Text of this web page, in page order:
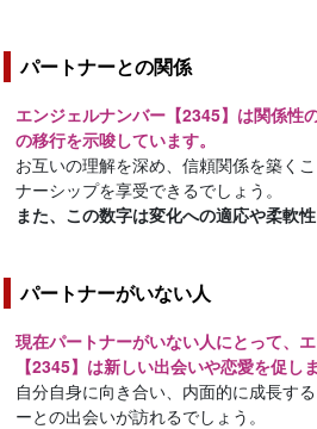
パートナーとの関係
エンジェルナンバー【2345】は関係性
の移行を示唆しています。
お互いの理解を深め、信頼関係を築く
ナーシップを享受できるでしょう。
また、この数字は変化への適応や柔軟性
パートナーがいない人
現在パートナーがいない人にとって、
【2345】は新しい出会いや恋愛を促しま
自分自身に向き合い、内面的に成長す
ーとの出会いが訪れるでしょう。